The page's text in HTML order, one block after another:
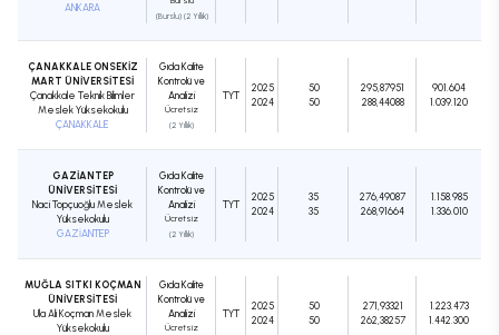
ANKARA
(Burslu) (2 Yıllık)
ÇANAKKALE ONSEKİZ
MART ÜNİVERSİTESİ
Çanakkale Teknik Bilimler
Meslek Yüksekokulu
ÇANAKKALE
Gıda Kalite
Kontrolü ve
Analizi
Ücretsiz
(2 Yıllık)
TYT
2025
2024
50
50
295,87951
288,44088
901.604
1.039.120
GAZİANTEP
ÜNİVERSİTESİ
Naci Topçuoğlu Meslek
Yüksekokulu
GAZİANTEP
Gıda Kalite
Kontrolü ve
Analizi
Ücretsiz
(2 Yıllık)
TYT
2025
2024
35
35
276,49087
268,91664
1.158.985
1.336.010
MUĞLA SITKI KOÇMAN
ÜNİVERSİTESİ
Ula Ali Koçman Meslek
Yüksekokulu
Gıda Kalite
Kontrolü ve
Analizi
Ücretsiz
TYT
2025
2024
50
50
271,93321
262,38257
1.223.473
1.442.300